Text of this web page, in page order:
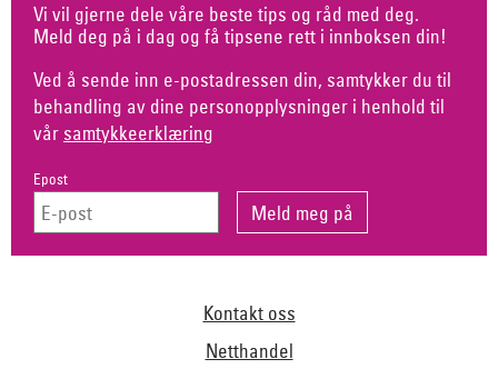
Vi vil gjerne dele våre beste tips og råd med deg.
Meld deg på i dag og få tipsene rett i innboksen din!
Ved å sende inn e-postadressen din, samtykker du til
behandling av dine personopplysninger i henhold til
vår samtykkeerklæring
Epost
Kontakt oss
Netthandel